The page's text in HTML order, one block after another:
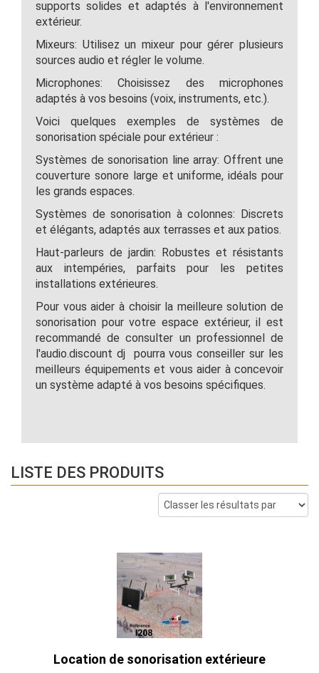
supports solides et adaptés à l'environnement
extérieur.
Mixeurs: Utilisez un mixeur pour gérer plusieurs
sources audio et régler le volume.
Microphones: Choisissez des microphones
adaptés à vos besoins (voix, instruments, etc.).
Voici quelques exemples de systèmes de
sonorisation spéciale pour extérieur :
Systèmes de sonorisation line array: Offrent une
couverture sonore large et uniforme, idéals pour
les grands espaces.
Systèmes de sonorisation à colonnes: Discrets
et élégants, adaptés aux terrasses et aux patios.
Haut-parleurs de jardin: Robustes et résistants
aux intempéries, parfaits pour les petites
installations extérieures.
Pour vous aider à choisir la meilleure solution de
sonorisation pour votre espace extérieur, il est
recommandé de consulter un professionnel de
l'audio.discount dj pourra vous conseiller sur les
meilleurs équipements et vous aider à concevoir
un système adapté à vos besoins spécifiques.
LISTE DES PRODUITS
Location de sonorisation extérieure